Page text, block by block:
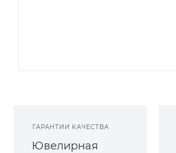
ГАРАНТИИ КАЧЕСТВА
Ювелирная